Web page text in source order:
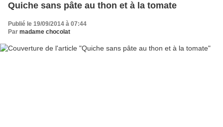
Quiche sans pâte au thon et à la tomate
Publié le 19/09/2014 à 07:44
Par madame chocolat